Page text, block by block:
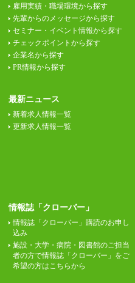
雇用実績・職場環境から探す
先輩からのメッセージから探す
セミナー・イベント情報から探す
チェックポイントから探す
企業名から探す
PR情報から探す
最新ニュース
新着求人情報一覧
更新求人情報一覧
情報誌「クローバー」
情報誌「クローバー」購読のお申し
込み
施設・大学・病院・図書館のご担当
者の方で情報誌「クローバー」をご
希望の方はこちらから